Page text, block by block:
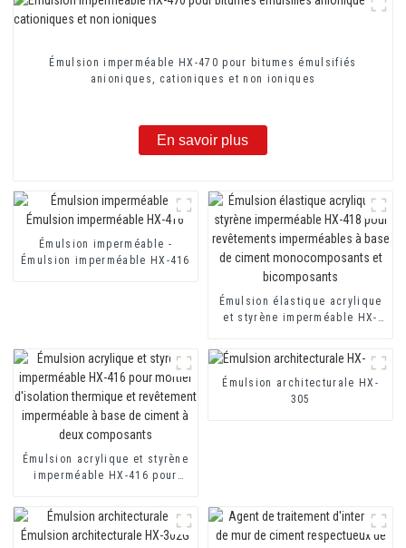
Émulsion imperméable HX-470 pour bitumes émulsifiés
anioniques, cationiques et non ioniques
En savoir plus
Émulsion imperméable -
Émulsion imperméable HX-416
Émulsion élastique acrylique
et styrène imperméable HX-
imperméables à base de
ciment monocomposants et
bicomposants
Émulsion acrylique et styrène
imperméable HX-416 pour
et revêtement imperméable à
base de ciment à deux
composants
Émulsion architecturale HX-
305